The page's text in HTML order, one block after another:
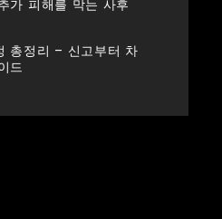
가 피해를 막는 사후
총정리 – 신고부터 차
드